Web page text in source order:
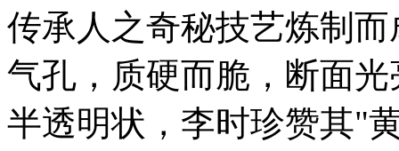
传承人之奇秘技艺炼制
气孔，质硬而脆，断面
半透明状，李时珍赞其"